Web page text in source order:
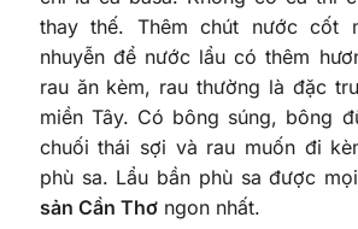
thay thế. Thêm chút nước cốt
nhuyễn để nước lẩu có thêm
rau ăn kèm, rau thường là đặc
miền Tây. Có bông súng, bông
chuối thái sợi và rau muốn đi
phù sa. Lẩu bần phù sa được
sản Cần Thơngon nhất.